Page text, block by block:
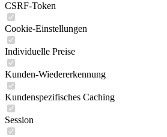
CSRF-Token
Cookie-Einstellungen
Individuelle Preise
Kunden-Wiedererkennung
Kundenspezifisches Caching
Session